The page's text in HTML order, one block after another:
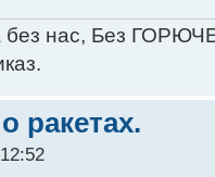
без нас, Без
ракетах.